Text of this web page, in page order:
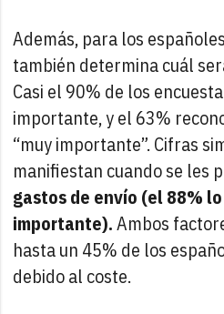
Además, para los
también determina cuál
Casi el 90% de los
importante, y el 63%
“muy importante”. Cifras
manifiestan cuando se les
gastos de envío (el 88%
importante).Ambos
hasta un 45% de los
debido al coste.